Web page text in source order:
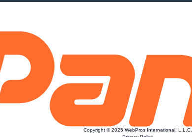
Copyright © 2025 WebPros International, L.L.C.